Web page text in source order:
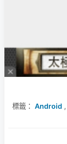
標籤： Android ,